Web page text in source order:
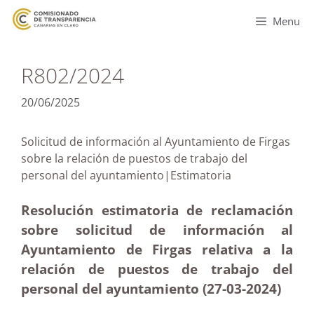
Menu
R802/2024
20/06/2025
Solicitud de información al Ayuntamiento de Firgas
sobre la relación de puestos de trabajo del
personal del ayuntamiento|Estimatoria
Resolución estimatoria de reclamación
sobre solicitud de información al
Ayuntamiento de Firgas relativa a la
relación de puestos de trabajo del
personal del ayuntamiento (27-03-2024)